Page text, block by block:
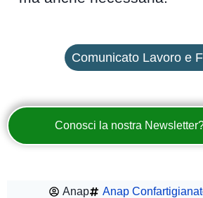
Comunicato Lavoro e
Conosci la nostra
Anap Anap